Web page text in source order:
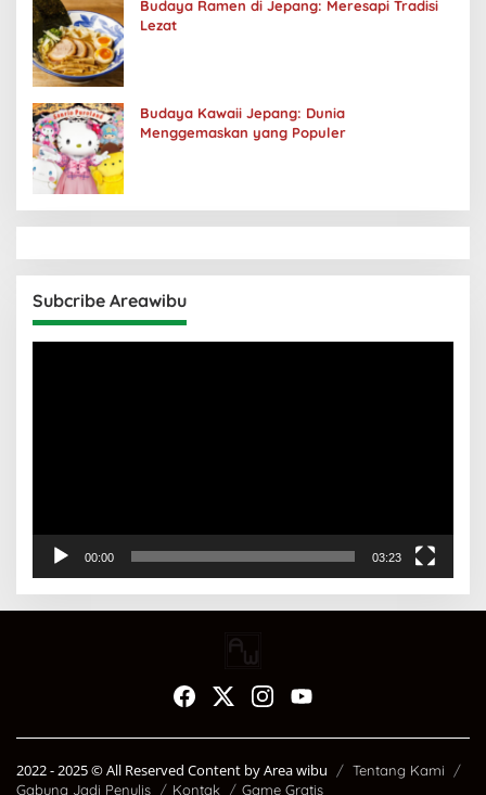
Budaya Ramen di Jepang: Meresapi Tradisi
Lezat
Budaya Kawaii Jepang: Dunia
Menggemaskan yang Populer
Subcribe Areawibu
00:00 03:23
2022 - 2025 ©️ All Reserved Content by Area wibu
Tentang Kami
Gabung Jadi Penulis
Kontak Game Gratis